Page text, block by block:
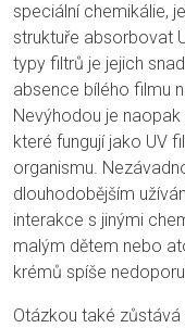
speciální chemikálie,
struktuře absorbovat
typy filtrů je jejich
absence bílého filmu
Nevýhodou je
které fungují jako UV
organismu.
dlouhodobějším
interakce s jinými
malým dětem nebo
krémů spíše
Otázkou také